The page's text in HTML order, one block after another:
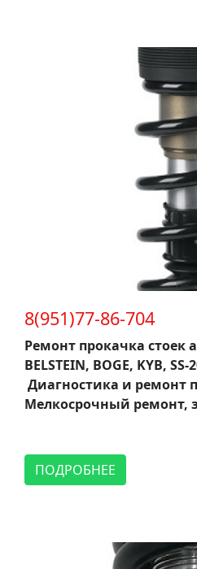
8(951)77-86-704
Ремонт прокачка стоек
BELSTEIN, BOGE, KYB,
Диагностика и ремонт
Мелкосрочный ремонт,
ПОДРОБНЕЕ